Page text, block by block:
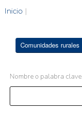
Inicio |
Comunidades rurales
Nombre o palabra clave